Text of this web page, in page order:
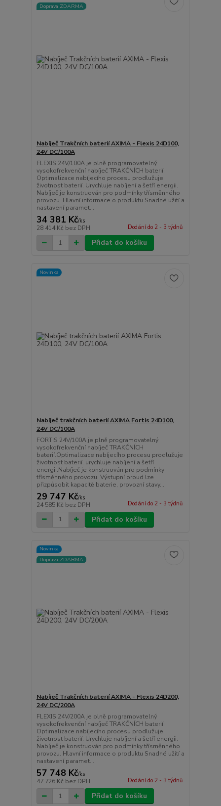
Doprava ZDARMA
Nabíječ Trakčních baterií AXIMA - Flexis 24D100,
24V DC/100A
FLEXIS 24V/100A je plně programovatelný
vysokofrekvenční nabíječ TRAKČNÍCH baterií.
Optimalizace nabíjecího procesu prodlužuje
životnost baterií. Urychluje nabíjení a šetří energii.
Nabíječ je konstruován pro podmínky třísměnného
provozu. Hlavní informace o produktu Snadné užití a
nastavení paramet...
34 381 Kč/ks
28 414 Kč bez DPH Dodání do 2 - 3 týdnů
Přidat do košíku
Novinka
Nabíječ trakčních baterií AXIMA Fortis 24D100,
24V DC/100A
FORTIS 24V/100A je plně programovatelný
vysokofrekvenční nabíječ TRAKČNÍCH
baterií.Optimalizace nabíjecího procesu prodlužuje
životnost baterií. urychluje nabíjení a šetří
energii.Nabíječ je konstruován pro podmínky
třísměnného provozu. Výstupní proud lze
přizpůsobit kapacitě baterie, provozní stavy...
29 747 Kč/ks
24 585 Kč bez DPH Dodání do 2 - 3 týdnů
Přidat do košíku
Novinka
Doprava ZDARMA
Nabíječ Trakčních baterií AXIMA - Flexis 24D200,
24V DC/200A
FLEXIS 24V/200A je plně programovatelný
vysokofrekvenční nabíječ TRAKČNÍCH baterií.
Optimalizace nabíjecího procesu prodlužuje
životnost baterií. Urychluje nabíjení a šetří energii.
Nabíječ je konstruován pro podmínky třísměnného
provozu. Hlavní informace o produktu Snadné užití a
nastavení paramet...
57 748 Kč/ks
47 726 Kč bez DPH Dodání do 2 - 3 týdnů
Přidat do košíku